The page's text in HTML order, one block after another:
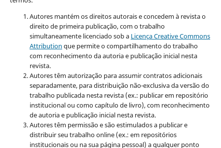
Autores mantém os direitos autorais e concedem à revista o
direito de primeira publicação, com o trabalho
simultaneamente licenciado sob a Licença Creative Commons
Attribution que permite o compartilhamento do trabalho
com reconhecimento da autoria e publicação inicial nesta
revista.
Autores têm autorização para assumir contratos adicionais
separadamente, para distribuição não-exclusiva da versão do
trabalho publicada nesta revista (ex.: publicar em repositório
institucional ou como capítulo de livro), com reconhecimento
de autoria e publicação inicial nesta revista.
Autores têm permissão e são estimulados a publicar e
distribuir seu trabalho online (ex.: em repositórios
institucionais ou na sua página pessoal) a qualquer ponto